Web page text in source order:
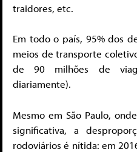
traidores, etc.
Em todo o país, 95% dos
meios de transporte
de 90 milhões de
diariamente).
Mesmo em São Paulo,
significativa, a
rodoviários é nítida: em